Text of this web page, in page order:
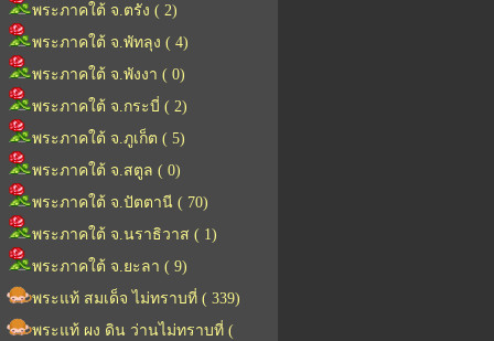
พระภาคใต้ จ.ตรัง ( 2)
พระภาคใต้ จ.พัทลุง ( 4)
พระภาคใต้ จ.พังงา ( 0)
พระภาคใต้ จ.กระบี่ ( 2)
พระภาคใต้ จ.ภูเก็ต ( 5)
พระภาคใต้ จ.สตูล ( 0)
พระภาคใต้ จ.ปัตตานี ( 70)
พระภาคใต้ จ.นราธิวาส ( 1)
พระภาคใต้ จ.ยะลา ( 9)
พระแท้ สมเด็จ ไม่ทราบที่ ( 339)
พระแท้ ผง ดิน ว่านไม่ทราบที่ (